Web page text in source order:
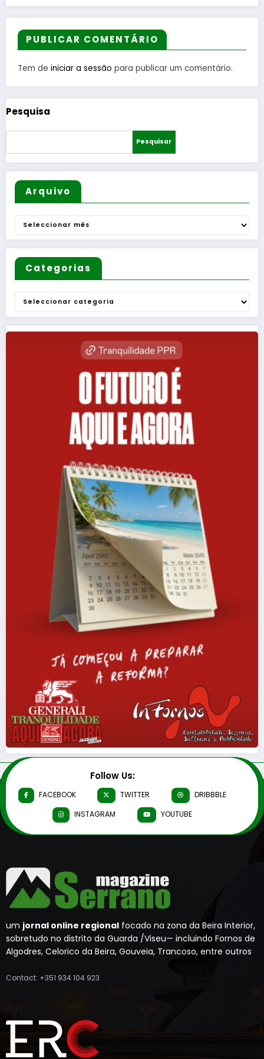
Invernal
da
Guarda
Distrital
ISOJOFE
R
sortead
Eiras de
a, em
Freixeda
Torrão
PUBLICAR COMENTÁRIO
Tem de iniciar a sessão para publicar um comentário.
Pesquisa
Pesquisar
Arquivo
Arquivo
Categorias
Categorias
Follow Us:
FACEBOOK TWITTER
DRIBBBLE
INSTAGRAM
YOUTUBE
um jornal online regional focado na zona da Beira Interior,
sobretudo no distrito da Guarda /Viseu— incluindo Fornos de
Algodres, Celorico da Beira, Gouveia, Trancoso, entre outros
Contact: +351 934 104 923